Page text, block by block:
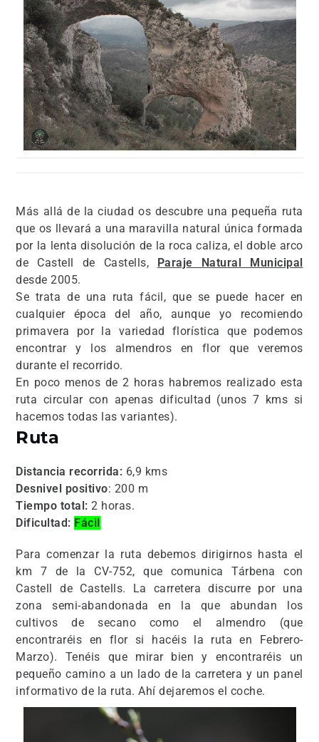
Más allá de la ciudad os descubre una pequeña ruta
que os llevará a una maravilla natural única formada
por la lenta disolución de la roca caliza, el doble arco
de Castell de Castells,
Paraje Natural Municipal
desde 2005.
Se trata de una ruta fácil, que se puede hacer en
cualquier época del año, aunque yo recomiendo
primavera por la variedad florística que podemos
encontrar y los almendros en flor que veremos
durante el recorrido.
En poco menos de 2 horas habremos realizado esta
ruta circular con apenas dificultad (unos 7 kms si
hacemos todas las variantes).
Ruta
Distancia recorrida: 6,9 kms
Desnivel positivo: 200 m
Tiempo total: 2 horas.
Dificultad: Fácil
Para comenzar la ruta debemos dirigirnos hasta el
km 7 de la CV-752, que comunica Tárbena con
Castell de Castells. La carretera discurre por una
zona semi-abandonada en la que abundan los
cultivos de secano como el almendro (que
encontraréis en flor si hacéis la ruta en Febrero-
Marzo). Tenéis que mirar bien y encontraréis un
pequeño camino a un lado de la carretera y un panel
informativo de la ruta. Ahí dejaremos el coche.